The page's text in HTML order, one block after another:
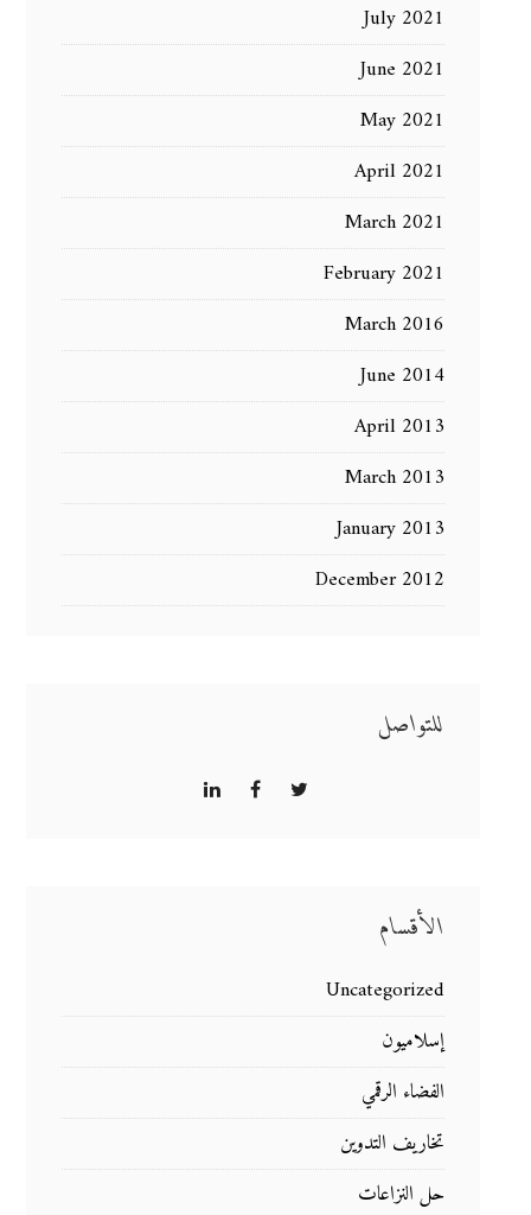
July 2021
June 2021
May 2021
April 2021
March 2021
February 2021
March 2016
June 2014
April 2013
March 2013
January 2013
December 2012
للتواصل
الأقسام
Uncategorized
إسلاميون
الفضاء الرقمي
تخاريف التدوين
حل النزاعات